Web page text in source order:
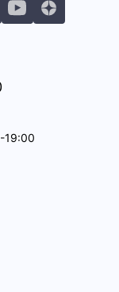
19:00